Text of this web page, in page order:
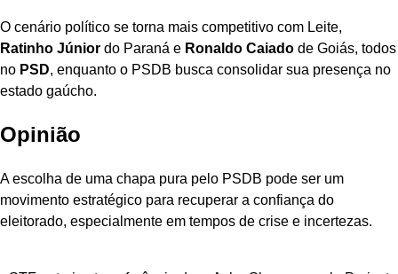
O cenário político se torna mais competitivo com Leite,
Ratinho Júnior do Paraná e Ronaldo Caiado de Goiás, todos
no PSD, enquanto o PSDB busca consolidar sua presença no
estado gaúcho.
Opinião
A escolha de uma chapa pura pelo PSDB pode ser um
movimento estratégico para recuperar a confiança do
eleitorado, especialmente em tempos de crise e incertezas.